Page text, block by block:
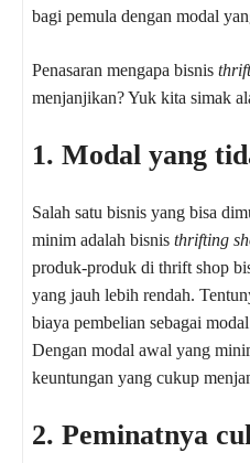
bagi pemula dengan modal
Penasaran mengapa bisnis
menjanjikan? Yuk kita simak
1. Modal yang
Salah satu bisnis yang bisa
minim adalah bisnis thrifting
produk-produk di thrift shop
yang jauh lebih rendah.
biaya pembelian sebagai
Dengan modal awal yang
keuntungan yang cukup
2. Peminatnya